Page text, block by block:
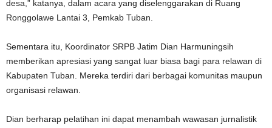
desa,” katanya, dalam acara yang diselenggarakan di Ruang
Ronggolawe Lantai 3, Pemkab Tuban.
Sementara itu, Koordinator SRPB Jatim Dian Harmuningsih
memberikan apresiasi yang sangat luar biasa bagi para relawan di
Kabupaten Tuban. Mereka terdiri dari berbagai komunitas maupun
organisasi relawan.
Dian berharap pelatihan ini dapat menambah wawasan jurnalistik